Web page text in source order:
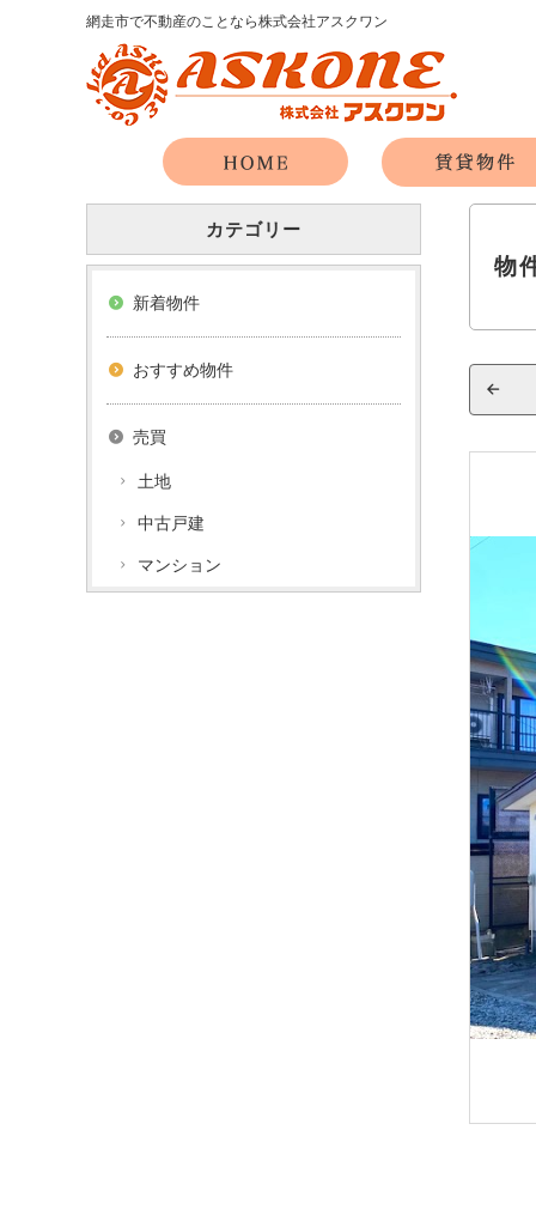
網走市で不動産のことなら株式会社アスクワン
物
カテゴリー
新着物件
おすすめ物件
売買
土地
中古戸建
マンション